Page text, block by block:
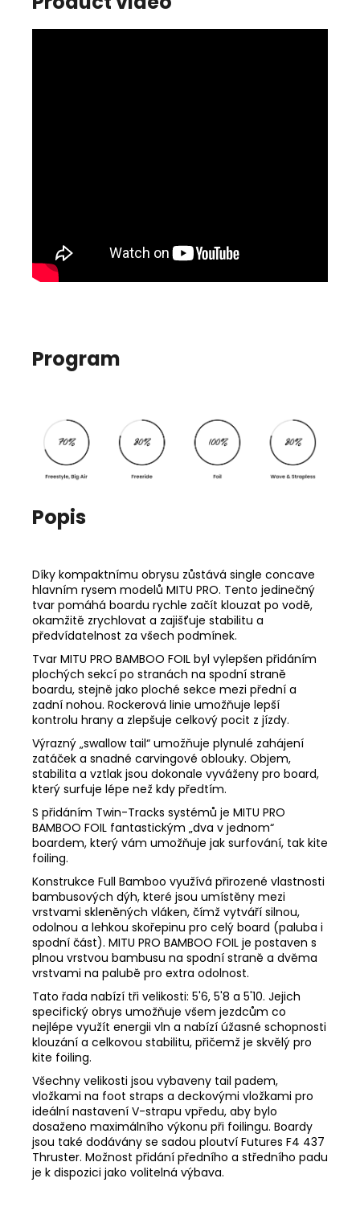
Program
Popis
Díky kompaktnímu obrysu zůstává single concave
hlavním rysem modelů MITU PRO. Tento jedinečný
tvar pomáhá boardu rychle začít klouzat po vodě,
okamžitě zrychlovat a zajišťuje stabilitu a
předvídatelnost za všech podmínek.
Tvar MITU PRO BAMBOO FOIL byl vylepšen přidáním
plochých sekcí po stranách na spodní straně
boardu, stejně jako ploché sekce mezi přední a
zadní nohou. Rockerová linie umožňuje lepší
kontrolu hrany a zlepšuje celkový pocit z jízdy.
Výrazný „swallow tail“ umožňuje plynulé zahájení
zatáček a snadné carvingové oblouky. Objem,
stabilita a vztlak jsou dokonale vyváženy pro board,
který surfuje lépe než kdy předtím.
S přidáním Twin-Tracks systémů je MITU PRO
BAMBOO FOIL fantastickým „dva v jednom“
boardem, který vám umožňuje jak surfování, tak kite
foiling.
Konstrukce Full Bamboo využívá přirozené vlastnosti
bambusových dýh, které jsou umístěny mezi
vrstvami skleněných vláken, čímž vytváří silnou,
odolnou a lehkou skořepinu pro celý board (paluba i
spodní část). MITU PRO BAMBOO FOIL je postaven s
plnou vrstvou bambusu na spodní straně a dvěma
vrstvami na palubě pro extra odolnost.
Tato řada nabízí tři velikosti: 5'6, 5'8 a 5'10. Jejich
specifický obrys umožňuje všem jezdcům co
nejlépe využít energii vln a nabízí úžasné schopnosti
klouzání a celkovou stabilitu, přičemž je skvělý pro
kite foiling.
Všechny velikosti jsou vybaveny tail padem,
vložkami na foot straps a deckovými vložkami pro
ideální nastavení V-strapu vpředu, aby bylo
dosaženo maximálního výkonu při foilingu. Boardy
jsou také dodávány se sadou ploutví Futures F4 437
Thruster. Možnost přidání předního a středního padu
je k dispozici jako volitelná výbava.